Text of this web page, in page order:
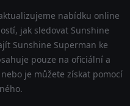
nabídku online
jak sledovat Sunshine
Sunshine Superman ke
pouze na oficiální a
je můžete získat pomocí